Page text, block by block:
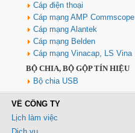
Cáp điện thoại
Cáp mạng AMP Commscope
Cáp mạng Alantek
Cáp mạng Belden
Cáp mạng Vinacap, LS Vina
BỘ CHIA, BỘ GỘP TÍN HIỆU
Bộ chia USB
VỀ CÔNG TY
Lịch làm việc